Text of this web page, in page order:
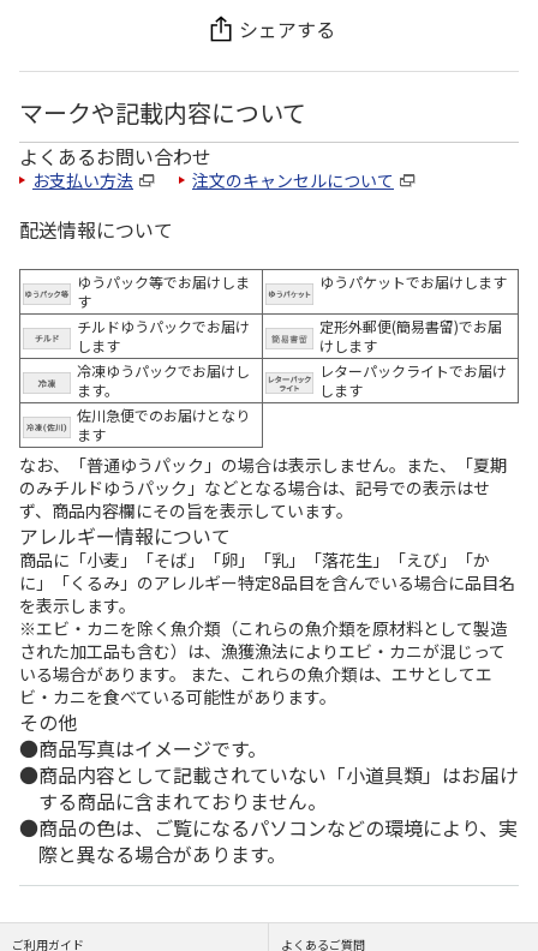
シェアする
マークや記載内容について
よくあるお問い合わせ
お支払い方法 注文のキャンセルについて
配送情報について
ゆうパック等でお届けしま
す
ゆうパケットでお届けします
チルドゆうパックでお届け
します
定形外郵便(簡易書留)でお届
けします
冷凍ゆうパックでお届けし
ます。
レターパックライトでお届け
します
佐川急便でのお届けとなり
ます
なお、「普通ゆうパック」の場合は表示しません。また、「夏期
のみチルドゆうパック」などとなる場合は、記号での表示はせ
ず、商品内容欄にその旨を表示しています。
アレルギー情報について
商品に「小麦」「そば」「卵」「乳」「落花生」「えび」「か
に」「くるみ」のアレルギー特定8品目を含んでいる場合に品目名
を表示します。
※エビ・カニを除く魚介類（これらの魚介類を原材料として製造
された加工品も含む）は、漁獲漁法によりエビ・カニが混じって
いる場合があります。 また、これらの魚介類は、エサとしてエ
ビ・カニを食べている可能性があります。
その他
商品写真はイメージです。
商品内容として記載されていない「小道具類」はお届け
する商品に含まれておりません。
商品の色は、ご覧になるパソコンなどの環境により、実
際と異なる場合があります。
ご利用ガイド よくあるご質問